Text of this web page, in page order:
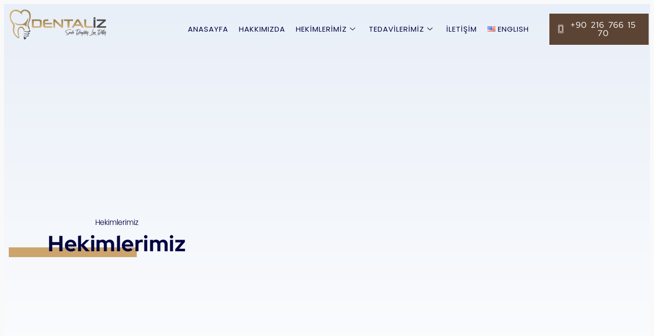
ANASAYFA HAKKIMIZDA HEKIMLERIMIZ TEDAVILERIMIZ İLETIŞIM ENGLISH +90 216 766 15
70
Hekimlerimiz
Hekimlerimiz